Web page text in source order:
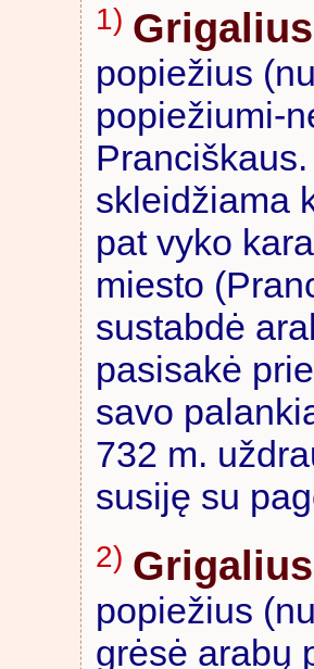
1)
popiežius
popiežiumi-
skleidžiama
pat vyko
miesto
sustabdė
pasisakė
savo
732 m.
susiję su
2)
popiežius
grėsė arabų